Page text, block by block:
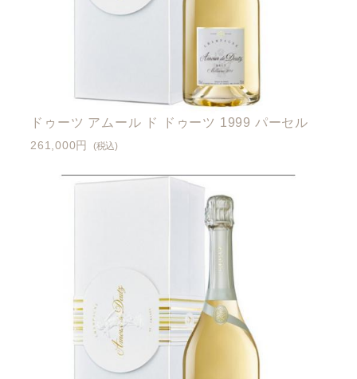
ドゥーツ アムール ド ドゥーツ 1999 パーセル
261,000円 (税込)